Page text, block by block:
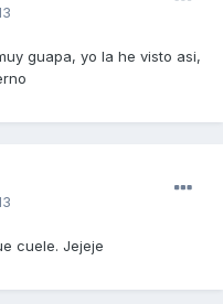
guapa, yo la he visto asi,
cuele. Jejeje